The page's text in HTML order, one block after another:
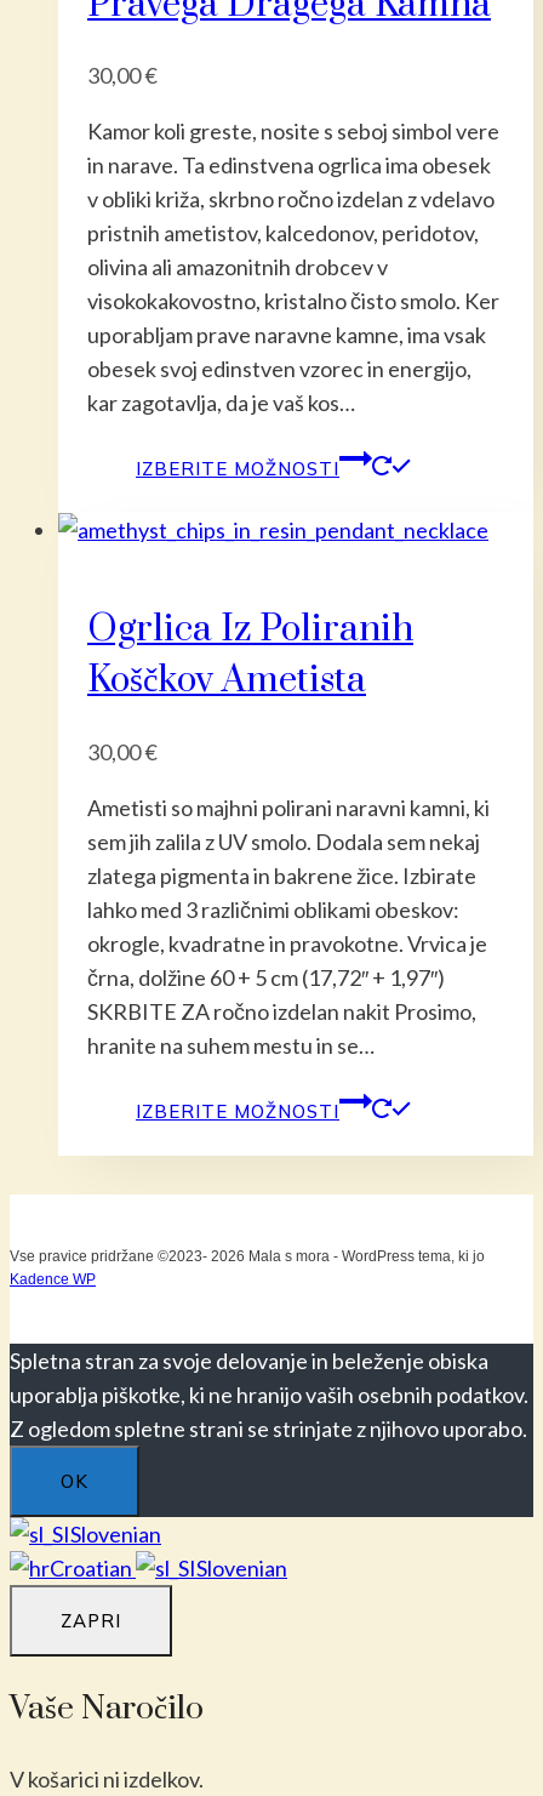
30,00€
Kamor koli greste, nosite s seboj simbol vere
in narave. Ta edinstvena ogrlica ima obesek
v obliki križa, skrbno ročno izdelan z vdelavo
pristnih ametistov, kalcedonov, peridotov,
olivina ali amazonitnih drobcev v
visokokakovostno, kristalno čisto smolo. Ker
uporabljam prave naravne kamne, ima vsak
obesek svoj edinstven vzorec in energijo,
kar zagotavlja, da je vaš kos…
IZBERITE MOŽNOSTI
ima
izdelka
Ogrlica Iz Poliranih
Koščkov Ametista
30,00€
Ametisti so majhni polirani naravni kamni, ki
sem jih zalila z UV smolo. Dodala sem nekaj
zlatega pigmenta in bakrene žice. Izbirate
lahko med 3 različnimi oblikami obeskov:
okrogle, kvadratne in pravokotne. Vrvica je
črna, dolžine 60 + 5 cm (17,72″ + 1,97″)
SKRBITE ZA ročno izdelan nakit Prosimo,
hranite na suhem mestu in se…
IZBERITE MOŽNOSTI
več
izberete
na
strani
izdelka
Vse pravice pridržane ©2023- 2026 Mala s mora - WordPress tema, ki jo
Kadence WP
Spletna stran za svoje delovanje in beleženje obiska
uporablja piškotke, ki ne hranijo vaših osebnih podatkov.
Z ogledom spletne strani se strinjate z njihovo uporabo.
OK
Slovenian
Croatian
Slovenian
ZAPRI
Vaše Naročilo
V košarici ni izdelkov.